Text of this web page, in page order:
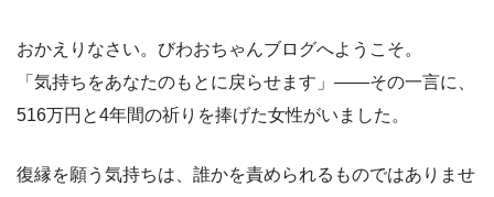
おかえりなさい。びわおちゃんブログへようこそ。
「気持ちをあなたのもとに戻らせます」――その一言に、
516万円と4年間の祈りを捧げた女性がいました。
復縁を願う気持ちは、誰かを責められるものではありませ